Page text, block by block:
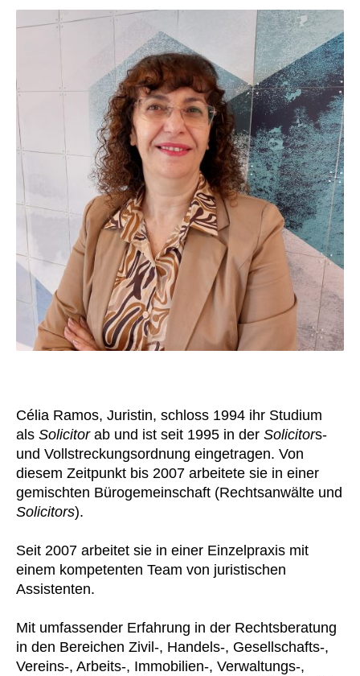
Célia Ramos, Juristin, schloss 1994 ihr Studium
als Solicitorab und ist seit 1995 in der Solicitors-
und Vollstreckungsordnung eingetragen. Von
diesem Zeitpunkt bis 2007 arbeitete sie in einer
gemischten Bürogemeinschaft (Rechtsanwälte und
Solicitors).
Seit 2007 arbeitet sie in einer Einzelpraxis mit
einem kompetenten Team von juristischen
Assistenten.
Mit umfassender Erfahrung in der Rechtsberatung
in den Bereichen Zivil-, Handels-, Gesellschafts-,
Vereins-, Arbeits-, Immobilien-, Verwaltungs-,